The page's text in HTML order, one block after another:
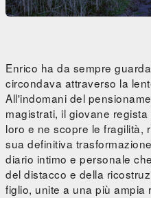
Enrico ha da sempre
circondava attraverso la
All'indomani del
magistrati, il giovane
loro e ne scopre le fragilità,
sua definitiva
diario intimo e personale
del distacco e della
figlio, unite a una più ampia